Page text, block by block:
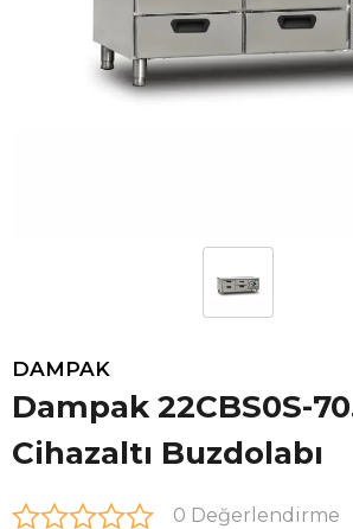
DAMPAK
Dampak 22CBS0S-
Cihazaltı Buzdolabı
0 Değerlendirme